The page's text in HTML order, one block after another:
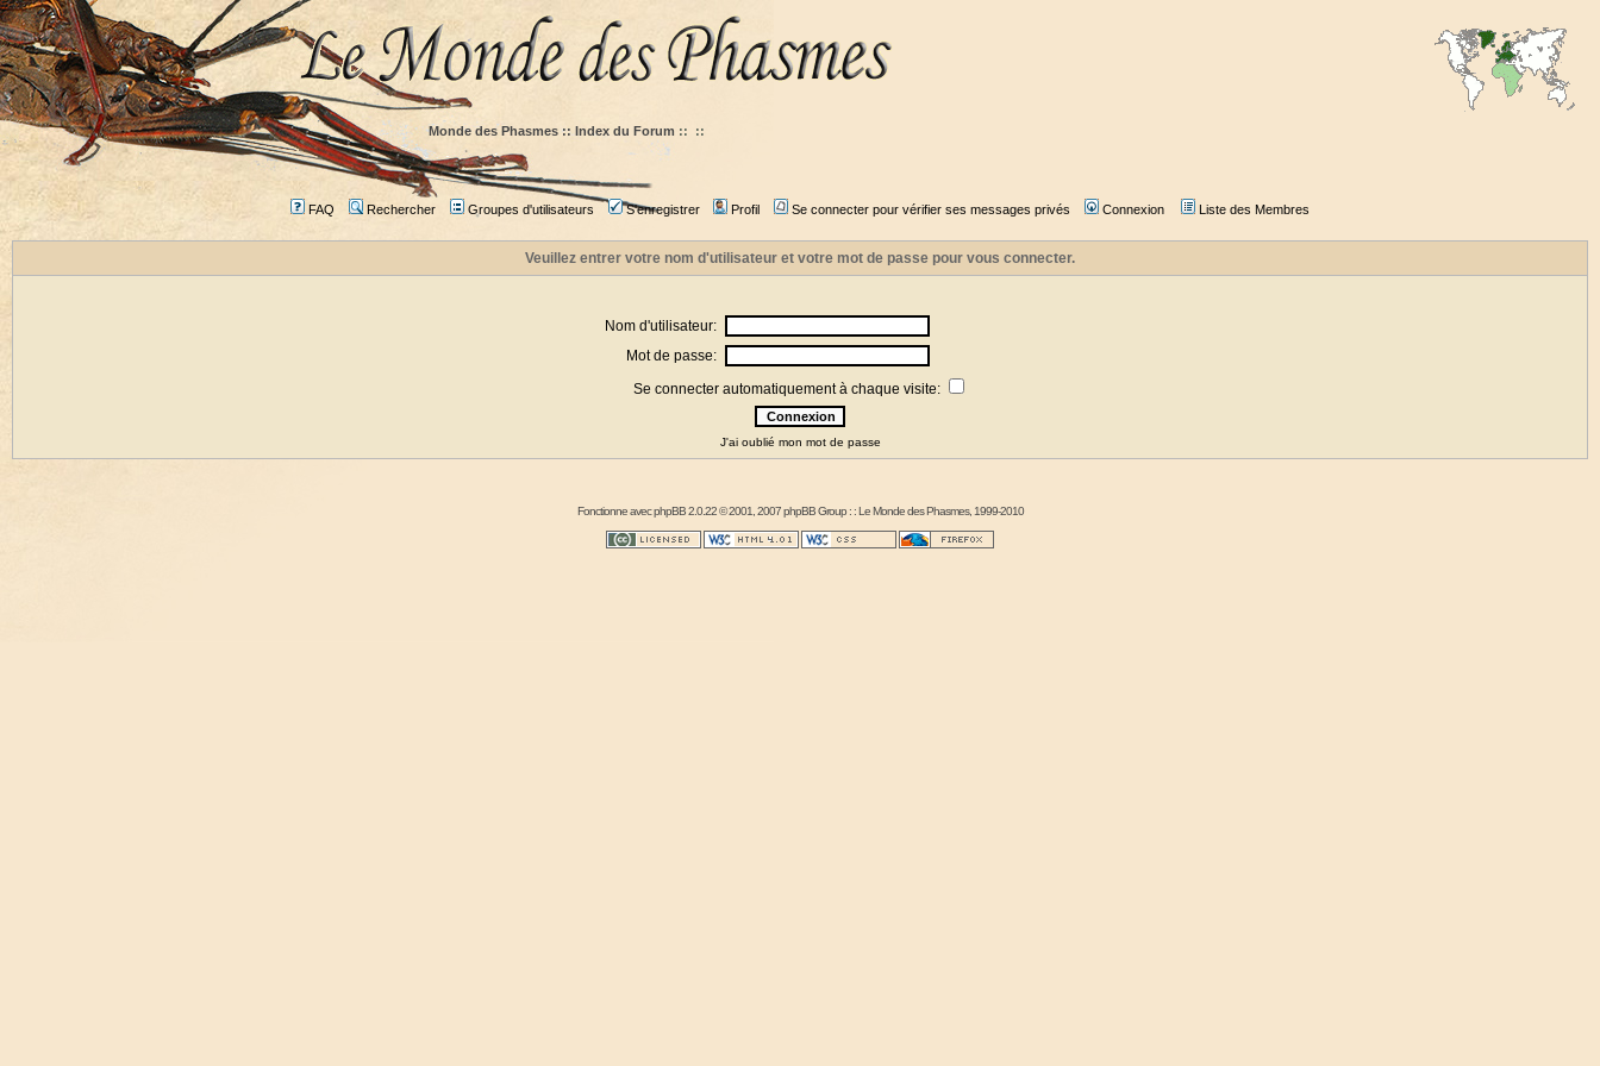
Monde des Phasmes :: Index du Forum :: ::
FAQ Rechercher Groupes d'utilisateurs S'enregistrer Profil Se connecter pour vérifier ses messages privés Connexion Liste des Membres
Veuillez entrer votre nom d'utilisateur et votre mot de passe pour vous connecter.
Nom d'utilisateur:
Mot de passe:
Se connecter automatiquement à chaque visite:
J'ai oublié mon mot de passe
Fonctionne avecphpBB2.0.22 © 2001, 2007 phpBB Group : :Le Monde des Phasmes, 1999-2010